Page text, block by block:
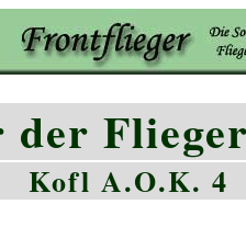
der
Kofl A.O.K. 4